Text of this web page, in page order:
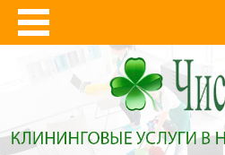
Главная
Наши услуги
Уборка после ремонта и
Мытье окон и витражей,